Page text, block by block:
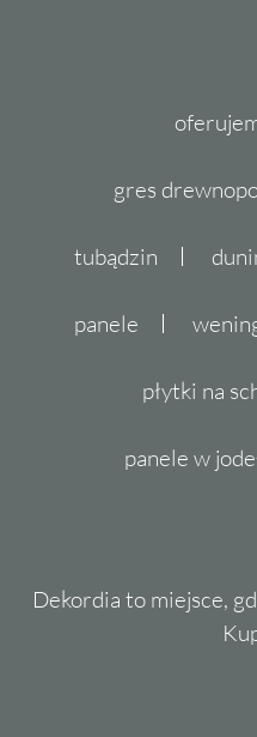
gres
tubądzin
panele
płytki na
panele w
Dekordia to miejsce,